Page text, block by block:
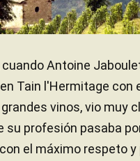
cuando Antoine
Tain l'Hermitage con
vinos, vio muy
su profesión pasaba
el máximo respeto